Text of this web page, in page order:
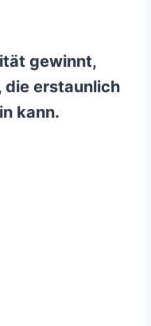
gewinnt,
die erstaunlich
kann.